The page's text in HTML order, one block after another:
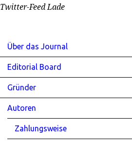
Twitter-Feed Lade
Über das Journal
Editorial Board
Gründer
Autoren
Zahlungsweise